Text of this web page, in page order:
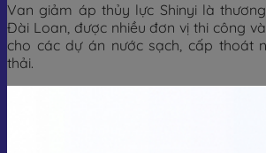
Van giảm áp thủy lực Shinyi là
Đài Loan, được nhiều đơn vị thi công
cho các dự án nước sạch, cấp thoát
thải.